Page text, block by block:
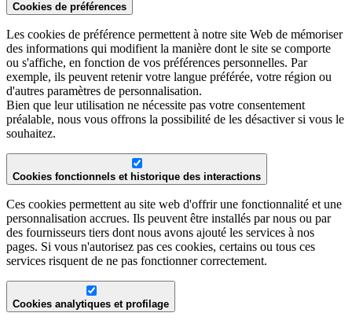
Cookies de préférences
Les cookies de préférence permettent à notre site Web de mémoriser
des informations qui modifient la manière dont le site se comporte
ou s'affiche, en fonction de vos préférences personnelles. Par
exemple, ils peuvent retenir votre langue préférée, votre région ou
d'autres paramètres de personnalisation.
Bien que leur utilisation ne nécessite pas votre consentement
préalable, nous vous offrons la possibilité de les désactiver si vous le
souhaitez.
Cookies fonctionnels et historique des interactions
Ces cookies permettent au site web d'offrir une fonctionnalité et une
personnalisation accrues. Ils peuvent être installés par nous ou par
des fournisseurs tiers dont nous avons ajouté les services à nos
pages. Si vous n'autorisez pas ces cookies, certains ou tous ces
services risquent de ne pas fonctionner correctement.
Cookies analytiques et profilage